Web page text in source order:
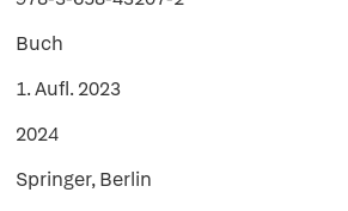
Buch
1. Aufl. 2023
2024
Springer, Berlin